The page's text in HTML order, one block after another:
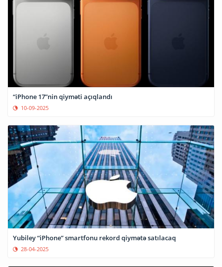
“iPhone 17”nin qiyməti açıqlandı
10-09-2025
Yubiley “iPhone” smartfonu rekord qiymətə satılacaq
28-04-2025